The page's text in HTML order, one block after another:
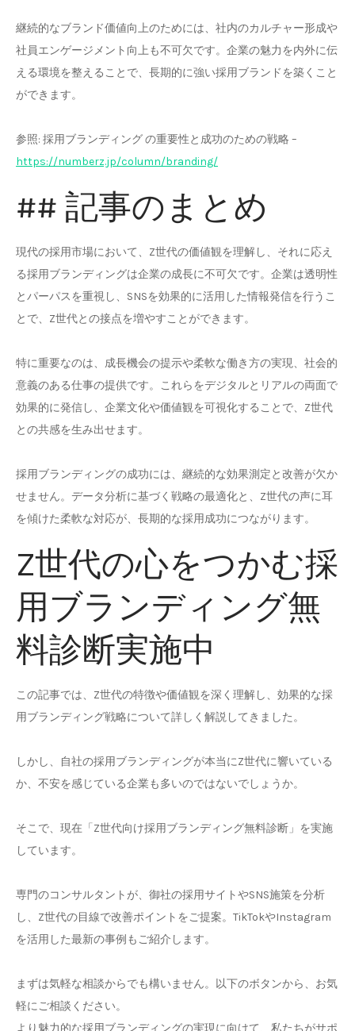
継続的なブランド価値向上のためには、社内のカルチャー形成や
社員エンゲージメント向上も不可欠です。企業の魅力を内外に伝
える環境を整えることで、長期的に強い採用ブランドを築くこと
ができます。
参照: 採用ブランディング の重要性と成功のための戦略 –
https://numberz.jp/column/branding/
## 記事のまとめ
現代の採用市場において、Z世代の価値観を理解し、それに応え
る採用ブランディングは企業の成長に不可欠です。企業は透明性
とパーパスを重視し、SNSを効果的に活用した情報発信を行うこ
とで、Z世代との接点を増やすことができます。
特に重要なのは、成長機会の提示や柔軟な働き方の実現、社会的
意義のある仕事の提供です。これらをデジタルとリアルの両面で
効果的に発信し、企業文化や価値観を可視化することで、Z世代
との共感を生み出せます。
採用ブランディングの成功には、継続的な効果測定と改善が欠か
せません。データ分析に基づく戦略の最適化と、Z世代の声に耳
を傾けた柔軟な対応が、長期的な採用成功につながります。
Z世代の心をつかむ採
用ブランディング無
料診断実施中
この記事では、Z世代の特徴や価値観を深く理解し、効果的な採
用ブランディング戦略について詳しく解説してきました。
しかし、自社の採用ブランディングが本当にZ世代に響いている
か、不安を感じている企業も多いのではないでしょうか。
そこで、現在「Z世代向け採用ブランディング無料診断」を実施
しています。
専門のコンサルタントが、御社の採用サイトやSNS施策を分析
し、Z世代の目線で改善ポイントをご提案。TikTokやInstagram
を活用した最新の事例もご紹介します。
まずは気軽な相談からでも構いません。以下のボタンから、お気
軽にご相談ください。
より魅力的な採用ブランディングの実現に向けて、私たちがサポ